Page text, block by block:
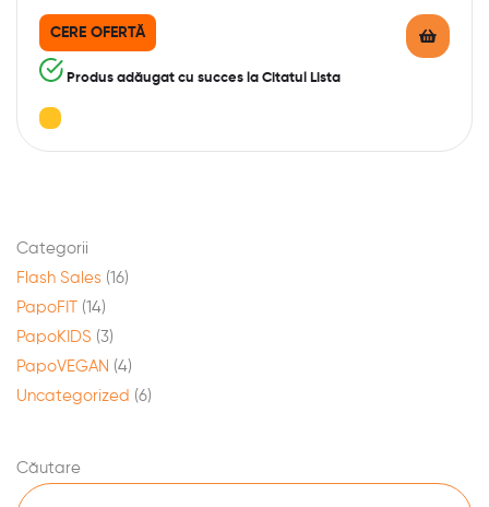
CERE OFERTĂ
Produs adăugat cu succes la Citatul Lista
Categorii
Flash Sales (16)
PapoFIT
(14)
PapoKIDS (3)
PapoVEGAN (4)
Uncategorized (6)
Căutare